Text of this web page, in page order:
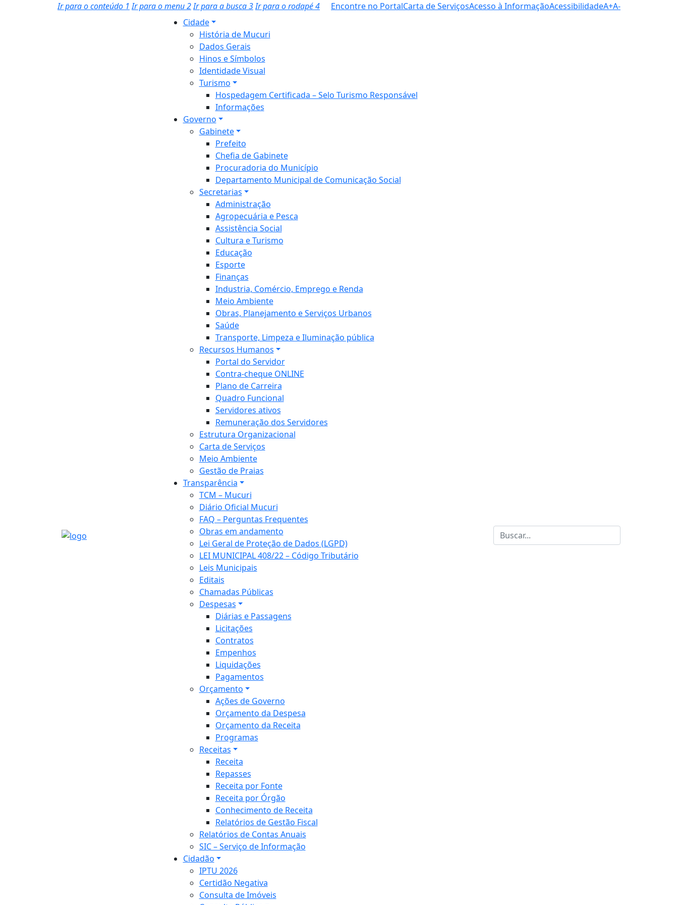
Ir para o conteúdo 1 Ir para o menu2Ir para a busca3Ir para o rodapé4 Encontre no PortalCarta de ServiçosAcesso à InformaçãoAcessibilidadeA+A-
Cidade
História de Mucuri
Dados Gerais
Hinos e Símbolos
Identidade Visual
Turismo
Hospedagem Certificada – Selo Turismo Responsável
Informações
Governo
Gabinete
Prefeito
Chefia de Gabinete
Procuradoria do Município
Departamento Municipal de Comunicação Social
Secretarias
Administração
Agropecuária e Pesca
Assistência Social
Cultura e Turismo
Educação
Esporte
Finanças
Industria, Comércio, Emprego e Renda
Meio Ambiente
Obras, Planejamento e Serviços Urbanos
Saúde
Transporte, Limpeza e Iluminação pública
Recursos Humanos
Portal do Servidor
Contra-cheque ONLINE
Plano de Carreira
Quadro Funcional
Servidores ativos
Remuneração dos Servidores
Estrutura Organizacional
Carta de Serviços
Meio Ambiente
Gestão de Praias
Transparência
TCM – Mucuri
Diário Oficial Mucuri
FAQ – Perguntas Frequentes
Obras em andamento
Lei Geral de Proteção de Dados (LGPD)
LEI MUNICIPAL 408/22 – Código Tributário
Leis Municipais
Editais
Chamadas Públicas
Despesas
Diárias e Passagens
Licitações
Contratos
Empenhos
Liquidações
Pagamentos
Orçamento
Ações de Governo
Orçamento da Despesa
Orçamento da Receita
Programas
Receitas
Receita
Repasses
Receita por Fonte
Receita por Órgão
Conhecimento de Receita
Relatórios de Gestão Fiscal
Relatórios de Contas Anuais
SIC – Serviço de Informação
Cidadão
IPTU 2026
Certidão Negativa
Consulta de Imóveis